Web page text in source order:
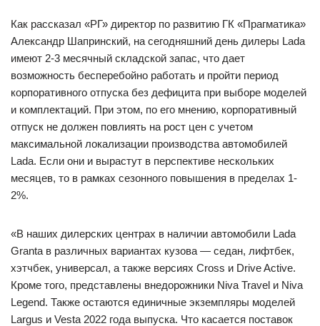
Как рассказал «РГ» директор по развитию ГК «Прагматика»
Александр Шапринский, на сегодняшний день дилеры Lada
имеют 2-3 месячный складской запас, что дает
возможность бесперебойно работать и пройти период
корпоративного отпуска без дефицита при выборе моделей
и комплектаций. При этом, по его мнению, корпоративный
отпуск не должен повлиять на рост цен с учетом
максимальной локализации производства автомобилей
Lada. Если они и вырастут в перспективе нескольких
месяцев, то в рамках сезонного повышения в пределах 1-
2%.
«В наших дилерских центрах в наличии автомобили Lada
Granta в различных вариантах кузова — седан, лифтбек,
хэтчбек, универсал, а также версиях Cross и Drive Active.
Кроме того, представлены внедорожники Niva Travel и Niva
Legend. Также остаются единичные экземпляры моделей
Largus и Vesta 2022 года выпуска. Что касается поставок